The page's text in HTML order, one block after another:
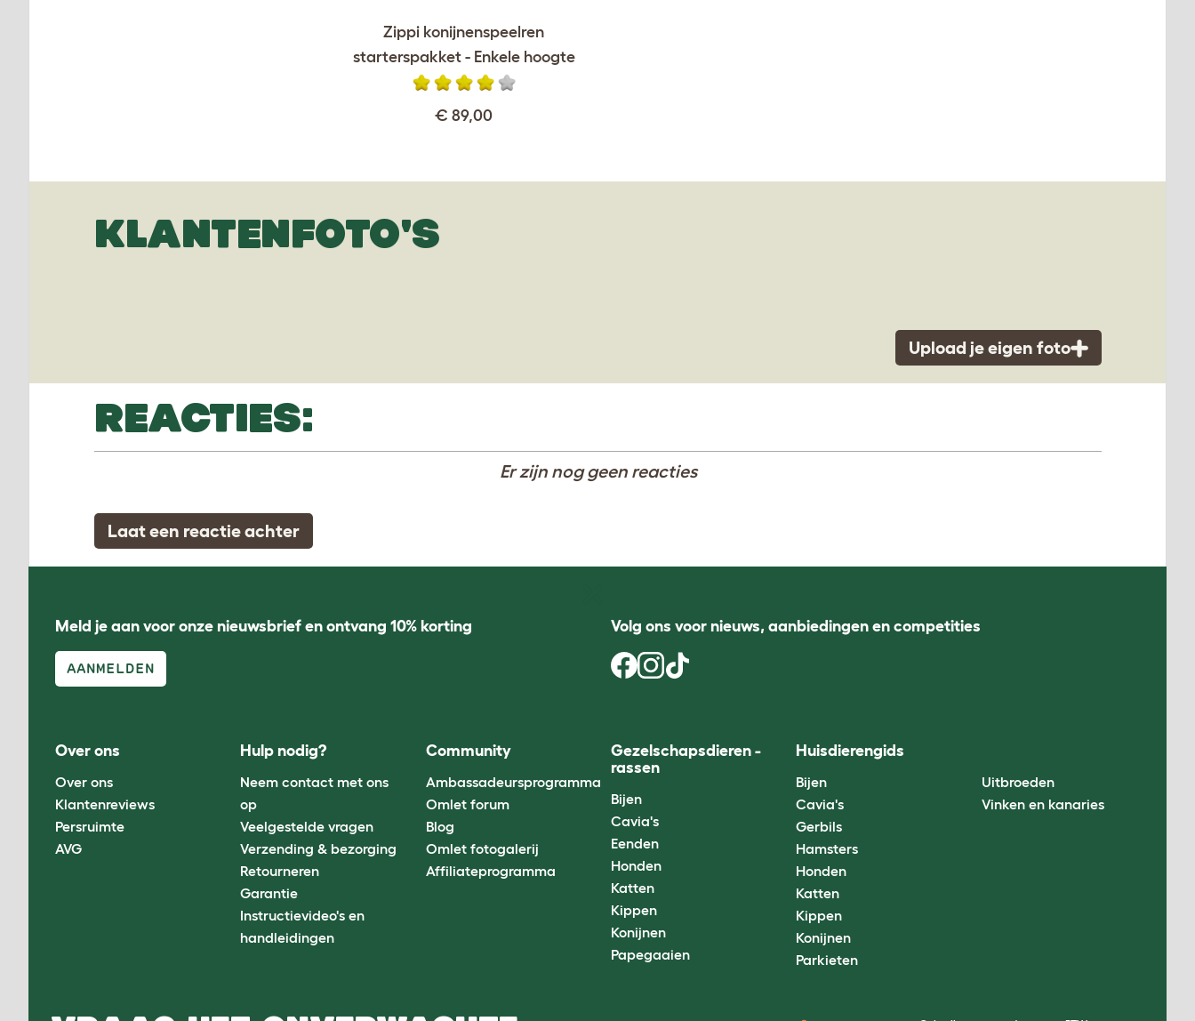
Zippi konijnenspeelren
starterspakket - Enkele hoogte
€ 89,00
KLANTENFOTO'S
Upload je eigen foto
REACTIES:
Er zijn nog geen reacties
Laat een reactie achter
Meld je aan voor onze nieuwsbrief en ontvang 10% korting
AANMELDEN
Volg ons voor nieuws, aanbiedingen en competities
Over ons
Over ons
Klantenreviews
Persruimte
AVG
Hulp nodig?
Neem contact met ons
op
Veelgestelde vragen
Verzending & bezorging
Retourneren
Garantie
Instructievideo's en
handleidingen
Community
Ambassadeursprogramma
Omlet forum
Blog
Omlet fotogalerij
Affiliateprogramma
Gezelschapsdieren -
rassen
Bijen
Cavia's
Eenden
Honden
Katten
Kippen
Konijnen
Papegaaien
Huisdierengids
Bijen
Cavia's
Gerbils
Hamsters
Honden
Katten
Kippen
Konijnen
Parkieten
Uitbroeden
Vinken en kanaries